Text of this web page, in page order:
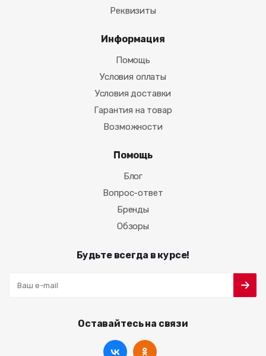
Реквизиты
Информация
Помощь
Условия оплаты
Условия доставки
Гарантия на товар
Возможности
Помощь
Блог
Вопрос-ответ
Бренды
Обзоры
Будьте всегда в курсе!
Оставайтесь на связи